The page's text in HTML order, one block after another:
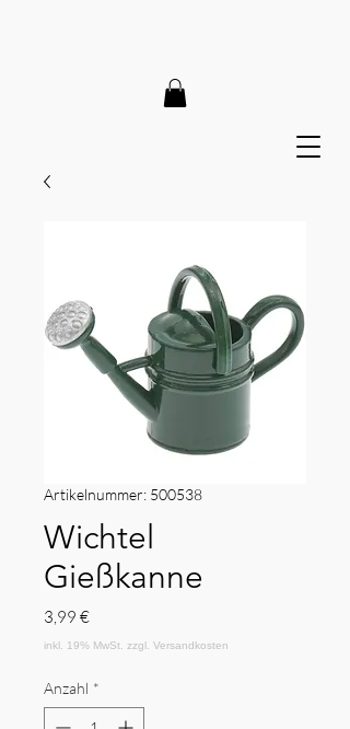
Artikelnummer: 500538
Wichtel
Gießkanne
3,99 €Preis
Anzahl *